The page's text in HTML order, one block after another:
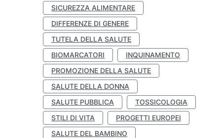
SICUREZZA ALIMENTARE
DIFFERENZE DI GENERE
TUTELA DELLA SALUTE
BIOMARCATORI
INQUINAMENTO
PROMOZIONE DELLA SALUTE
SALUTE DELLA DONNA
SALUTE PUBBLICA
TOSSICOLOGIA
STILI DI VITA
PROGETTI EUROPEI
SALUTE DEL BAMBINO